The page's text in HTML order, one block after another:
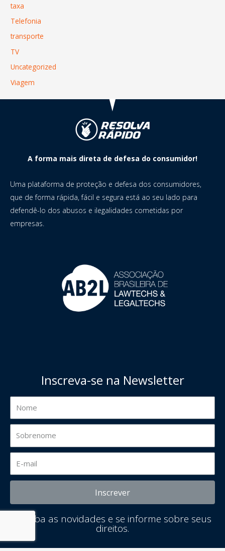
taxa
Telefonia
transporte
TV
Uncategorized
Viagem
A forma mais direta de defesa do consumidor!
Uma plataforma de proteção e defesa dos consumidores,
que de forma rápida, fácil e segura está ao seu lado para
defendê-lo dos abusos e ilegalidades cometidas por
empresas.
Inscreva-se na Newsletter
Inscrever
Receba as novidades e se informe sobre seus
direitos.